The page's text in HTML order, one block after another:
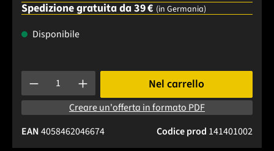
Spedizione gratuita da 39 € (in Germania)
Disponibile
Quantità del prodotto: inserisci la quantità desiderata o
Nel carrello
Creare un'offerta in formato PDF
Codice prod 141401002
EAN4058462046674